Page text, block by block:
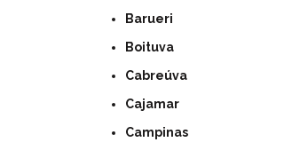
Barueri
Boituva
Cabreúva
Cajamar
Campinas